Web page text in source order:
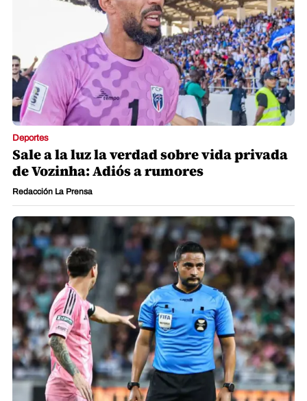
Deportes
Sale a la luz la verdad sobre vida privada
de Vozinha: Adiós a rumores
Redacción La Prensa